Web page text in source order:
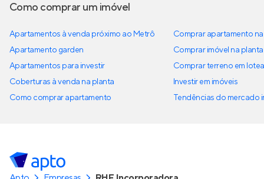
Como comprar um imóvel
Apartamentos à venda próximo ao Metrô
Apartamento garden
Apartamentos para investir
Coberturas à venda na planta
Como comprar apartamento
Comprar apartamento
Comprar imóvel na planta
Comprar terreno em
Investir em imóveis
Tendências do mercado